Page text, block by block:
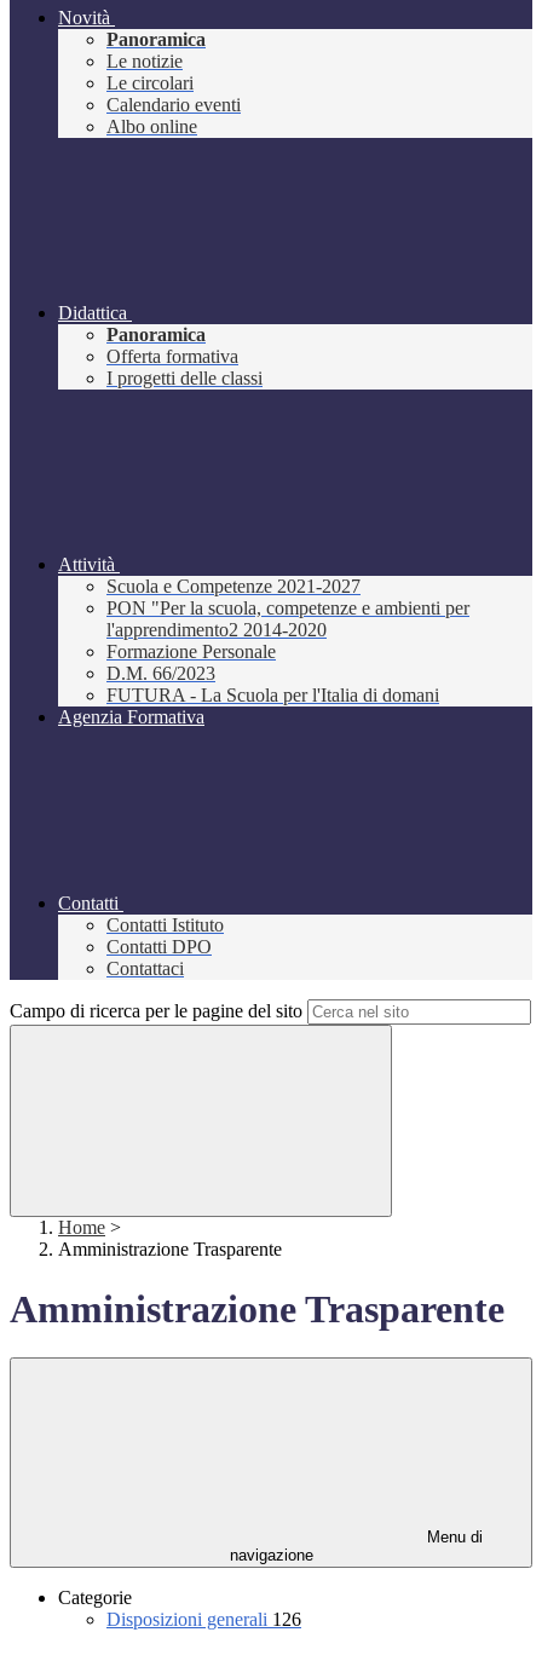
Novità
Panoramica
Le notizie
Le circolari
Calendario eventi
Albo online
Didattica
Panoramica
Offerta formativa
I progetti delle classi
Attività
Scuola e Competenze 2021-2027
PON "Per la scuola, competenze e ambienti per
l'apprendimento2 2014-2020
Formazione Personale
D.M. 66/2023
FUTURA - La Scuola per l'Italia di domani
Agenzia Formativa
Contatti
Contatti Istituto
Contatti DPO
Contattaci
Campo di ricerca per le pagine del sito
Home >
Amministrazione Trasparente
Amministrazione Trasparente
Menu di
navigazione
Categorie
Disposizioni generali 126